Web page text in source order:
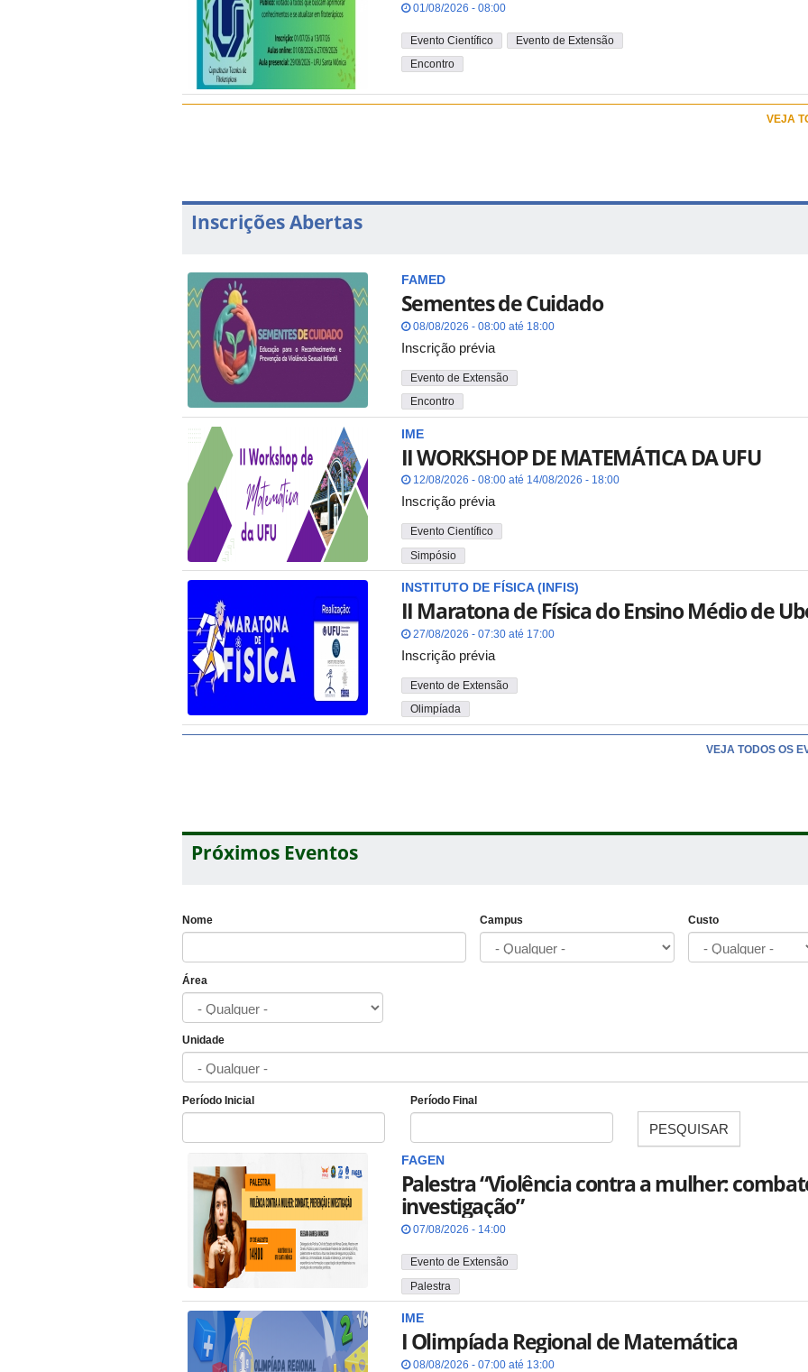
01/08/2026 - 08:00
Evento Científico
Evento de Extensão
Encontro
VEJA
Inscrições Abertas
FAMED
Sementes de Cuidado
08/08/2026 - 08:00 até 18:00
Inscrição prévia
Evento de Extensão
Encontro
IME
II WORKSHOP DE MATEMÁTICA DA UFU
12/08/2026 - 08:00 até 14/08/2026 - 18:00
Inscrição prévia
Evento Científico
Simpósio
INSTITUTO DE FÍSICA (INFIS)
II Maratona de Física do Ensino Médio de
27/08/2026 - 07:30 até 17:00
Inscrição prévia
Evento de Extensão
Olimpíada
VEJA TODOS OS
Próximos Eventos
Nome Campus Custo
Área
Unidade
Período Inicial Período Final
PESQUISAR
FAGEN
Palestra “Violência contra a mulher:
investigação”
07/08/2026 - 14:00
Evento de Extensão
Palestra
IME
I Olimpíada Regional de Matemática
08/08/2026 - 07:00 até 13:00